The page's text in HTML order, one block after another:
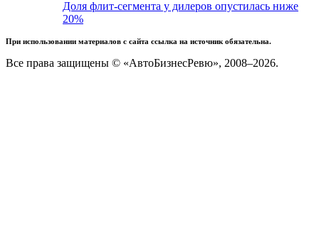
Доля флит-сегмента у дилеров опустилась ниже
20%
При использовании материалов с сайта ссылка на источник обязательна.
Все права защищены © «АвтоБизнесРевю», 2008–2026.